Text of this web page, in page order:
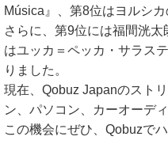
Música』、第8位はヨルシ
さらに、第9位には福間洸
はユッカ＝ペッカ・サラス
りました。
現在、Qobuz Japanのスト
ン、パソコン、カーオーデ
この機会にぜひ、Qobuzで